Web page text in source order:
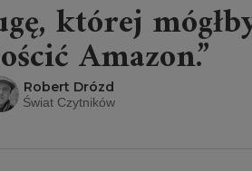
której
Amazon.”
Robert Drózd
Świat Czytników